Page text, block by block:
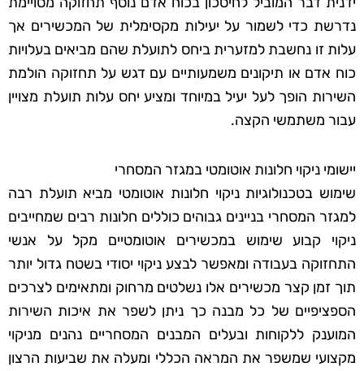
נדרשת כדי לשמור על יעילות מקסימלית של המכשירים אך
עלות זו נחשבת למזערית ביחס לתועלת שהם מביאים בעלויות
כוח אדם או תיקונים משמעותיים עם דגש על תחזוקה הולמת
השירות הופך לעל יעיל במיוחד ומציע יחס עלות תועלת מצויין
עבור משתמשי הקצה.
יישומי ניקוי חלונות אוטומטי במגזר המסחרי
שימוש בטכנולוגיות ניקוי חלונות אוטומטי מביא תועלת רבה
למגזר המסחרי בניינים גבוהים כוללים חלונות רבים שמחייבים
ניקוי קבוע שימוש במכשירים אוטומטיים מקל על אנשי
התחזוקה בעבודה ומאפשר לבצע ניקוי יסודי בשטח גדול יותר
תוך זמן קצר מכשירים אלו נשלטים מרחוק ומתאימים לצרכים
הספציפיים של כל מבנה כך ניתן לשפר את איכות השירות
המוענק ללקוחות ובעלים המבנים המסחריים נהנים מניקוי
מקצועי שמשפר את המראה הכללי ומעלה את שביעות הרצון